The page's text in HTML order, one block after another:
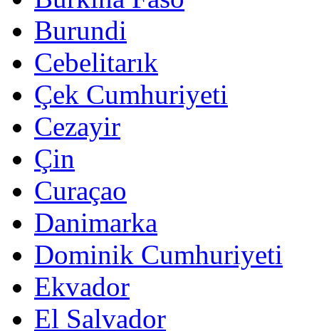
Burundi
Cebelitarık
Çek Cumhuriyeti
Cezayir
Çin
Curaçao
Danimarka
Dominik Cumhuriyeti
Ekvador
El Salvador